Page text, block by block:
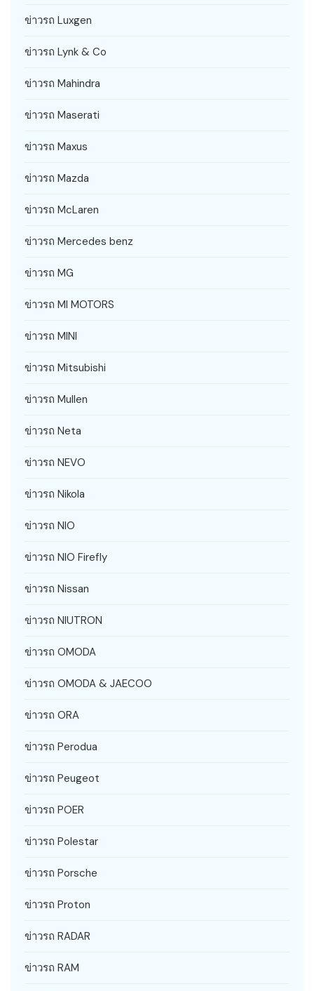
ข่าวรถ Luxgen
ข่าวรถ Lynk & Co
ข่าวรถ Mahindra
ข่าวรถ Maserati
ข่าวรถ Maxus
ข่าวรถ Mazda
ข่าวรถ McLaren
ข่าวรถ Mercedes benz
ข่าวรถ MG
ข่าวรถ MI MOTORS
ข่าวรถ MINI
ข่าวรถ Mitsubishi
ข่าวรถ Mullen
ข่าวรถ Neta
ข่าวรถ NEVO
ข่าวรถ Nikola
ข่าวรถ NIO
ข่าวรถ NIO Firefly
ข่าวรถ Nissan
ข่าวรถ NIUTRON
ข่าวรถ OMODA
ข่าวรถ OMODA & JAECOO
ข่าวรถ ORA
ข่าวรถ Perodua
ข่าวรถ Peugeot
ข่าวรถ POER
ข่าวรถ Polestar
ข่าวรถ Porsche
ข่าวรถ Proton
ข่าวรถ RADAR
ข่าวรถ RAM